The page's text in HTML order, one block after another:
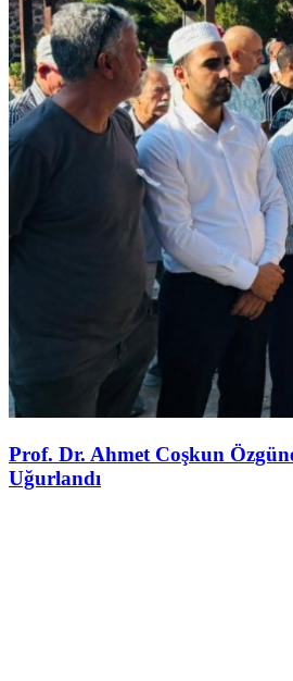
Prof. Dr. Ahmet Coşkun
Uğurlandı